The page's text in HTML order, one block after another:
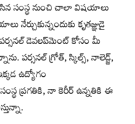
సంస్థ నుంచి చాలా విషయాలు
నేర్చుకున్నందుకు కృతజ్ఞుడై
డెవలప్‌మెంట్ కోసం మీ
పర్సనల్ గ్రోత్, స్కిల్స్, నాలెడ్జ్,
ఉద్యోగం
ప్రగతికి, నా కెరీర్ ఉన్నతికి ఈ